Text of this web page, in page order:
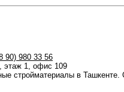
90) 980 33 56
этаж 1, офис 109
в Ташкенте.